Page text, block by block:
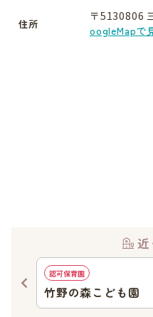
住所
〒5130806
oogleMapで
近
認可保育園
竹野の森こども園